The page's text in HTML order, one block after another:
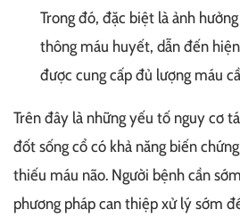
Trong đó, đặc biệt là ảnh
thông máu huyết, dẫn đến
được cung cấp đủ lượng máu
Trên đây là những yếu tố nguy cơ
đốt sống cổ có khả năng biến
thiếu máu não. Người bệnh cần
phương pháp can thiệp xử lý sớm